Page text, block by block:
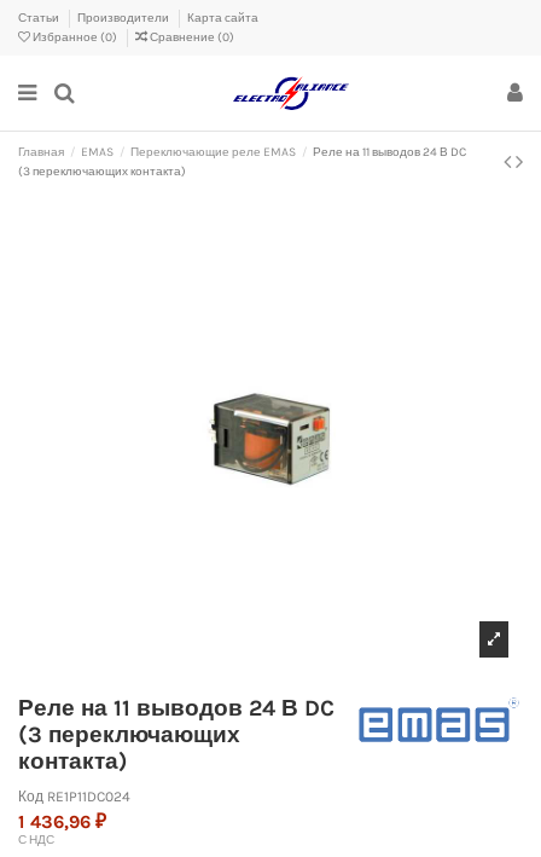
Статьи Производители
Карта сайта
Избранное (0) Сравнение (0)
Главная EMAS Переключающие реле EMAS
Реле на 11 выводов 24 В DC
(3 переключающих контакта)
Реле на 11 выводов 24 В DC
(3 переключающих
контакта)
Код RE1P11DC024
1 436,96 ₽
С НДС